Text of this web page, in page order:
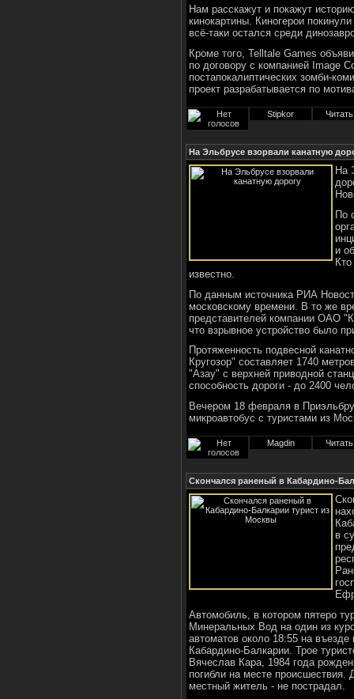
Нам расскажут и покажут
кинокартины. Киногерои
всё-таки остался среди
Кроме того, Telltale Games
по договору с компанией Image
постапокалиптических зомби-
проект разрабатывается по
Stipkor
На Эльбрусе взорвали канатную
На
По
и
известно.
По данным источника РИА
московскому времени. В то же
представителей компании ОАО
что взрывное устройство было
Протяженность подвесной
Кругозор" составляет 1740
"Азау" с верхней приводной
способность дороги - до 2400
Вечером 18 февраля в
микроавтобус с туристами из
Magdin
Скончался раненый в Кабардино-
в
Автомобиль, в котором пятеро
Минеральных Вод на один из
автоматов около 18:55 на
Кабардино-Балкарии. Трое
Вячеслав Кара, 1984 года
погибли на месте
местный житель - не пострадал.